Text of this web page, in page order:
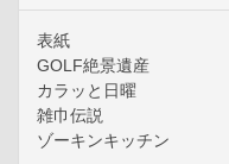
表紙
GOLF絶景遺産
カラッと日曜
雑巾伝説
ゾーキンキッチン